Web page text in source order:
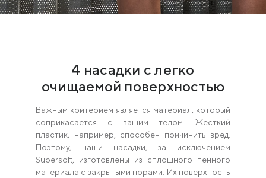
4 насадки с легко
очищаемой поверхностью
Важным критерием является материал, который
соприкасается с вашим телом. Жесткий
пластик, например, способен причинить вред.
Поэтому, наши насадки, за исключением
Supersoft, изготовлены из сплошного пенного
материала с закрытыми порами. Их поверхность